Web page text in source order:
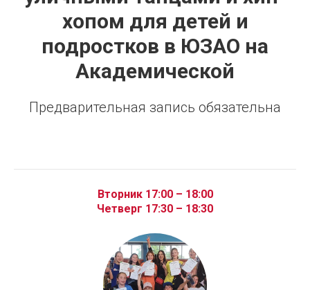
хопом для детей и
подростков в ЮЗАО на
Академической
Предварительная запись обязательна
Вторник 17:00 – 18:00
Четверг 17:30 – 18:30